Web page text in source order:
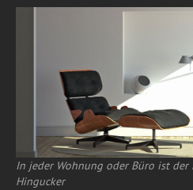
In jeder Wohnung oder Büro ist der
Hingucker